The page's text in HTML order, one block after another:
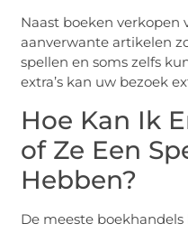
Naast boeken verkopen
aanverwante artikelen
spellen en soms zelfs
extra’s kan uw bezoek
Hoe Kan Ik
of Ze Een
Hebben?
De meeste